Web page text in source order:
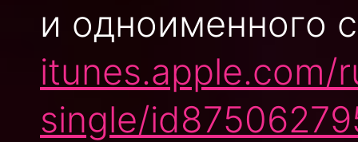
и одноименного
single/